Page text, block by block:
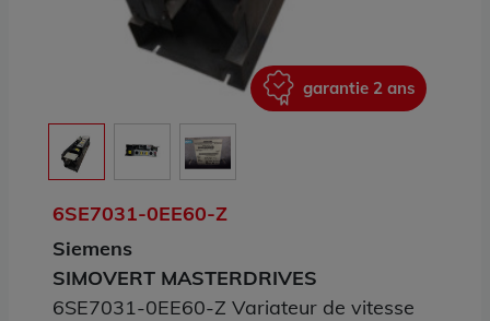
garantie 2 ans
6SE7031-0EE60-Z
Siemens
SIMOVERT MASTERDRIVES
6SE7031-0EE60-Z Variateur de vitesse